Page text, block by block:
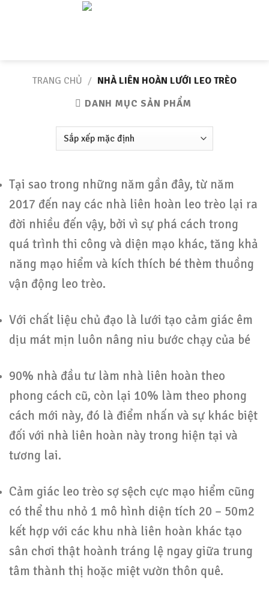
TRANG CHỦ / NHÀ LIÊN HOÀN LƯỚI LEO TRÈO
DANH MỤC SẢN PHẨM
Tại sao trong những năm gần đây, từ năm
2017 đến nay các nhà liên hoàn leo trèo lại ra
đời nhiều đến vậy, bởi vì sự phá cách trong
quá trình thi công và diện mạo khác, tăng khả
năng mạo hiểm và kích thích bé thèm thuồng
vận động leo trèo.
Với chất liệu chủ đạo là lưới tạo cảm giác êm
dịu mát mịn luôn nâng niu bước chạy của bé
90% nhà đầu tư làm nhà liên hoàn theo
phong cách cũ, còn lại 10% làm theo phong
cách mới này, đó là điểm nhấn và sự khác biệt
đối với nhà liên hoàn này trong hiện tại và
tương lai.
Cảm giác leo trèo sợ sệch cực mạo hiểm cũng
có thể thu nhỏ 1 mô hình diện tích 20 – 50m2
kết hợp với các khu nhà liên hoàn khác tạo
sân chơi thật hoành tráng lệ ngay giữa trung
tâm thành thị hoặc miệt vườn thôn quê.